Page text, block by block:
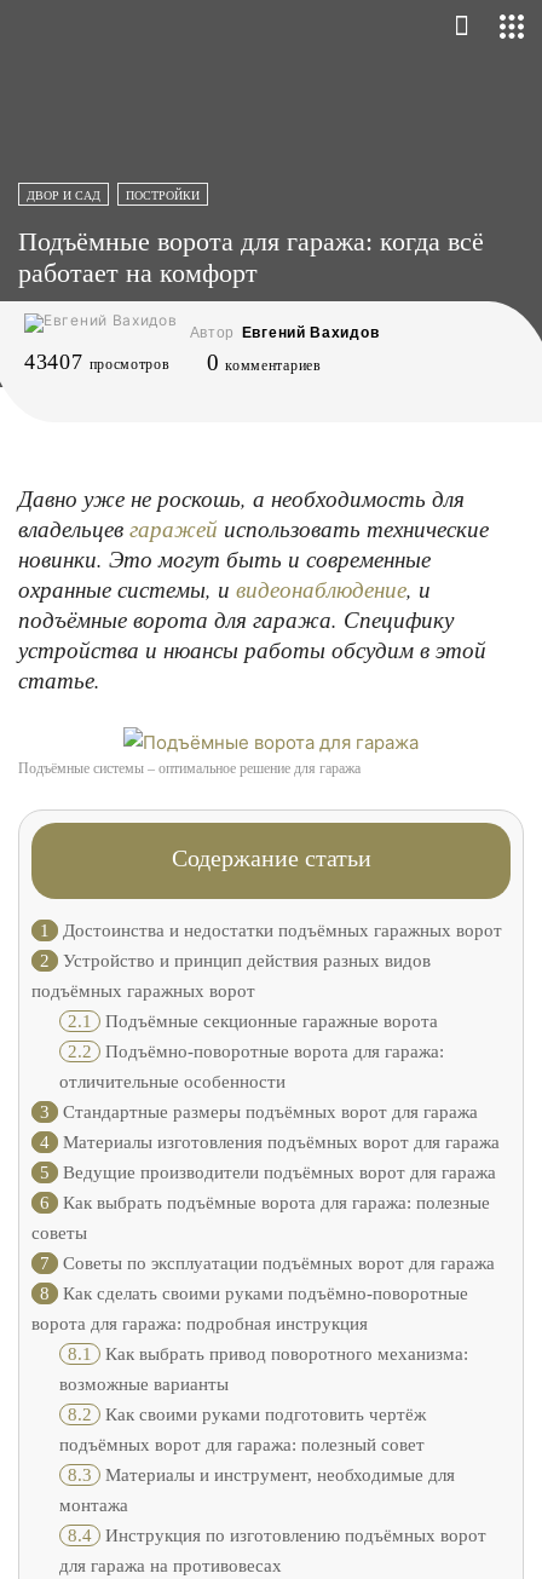
ДВОР И САД ПОСТРОЙКИ
Подъёмные ворота для гаража: когда всё
работает на комфорт
Автор Евгений Вахидов
43407 просмотров 0 комментариев
Давно уже не роскошь, а необходимость для
владельцев гаражей использовать технические
новинки. Это могут быть и современные
охранные системы, и видеонаблюдение, и
подъёмные ворота для гаража. Специфику
устройства и нюансы работы обсудим в этой
статье.
Подъёмные системы – оптимальное решение для гаража
Содержание статьи
1
Достоинства и недостатки подъёмных гаражных ворот
2
Устройство и принцип действия разных видов
подъёмных гаражных ворот
2.1 Подъёмные секционные гаражные ворота
2.2 Подъёмно-поворотные ворота для гаража:
отличительные особенности
3
Стандартные размеры подъёмных ворот для гаража
4
Материалы изготовления подъёмных ворот для гаража
5
Ведущие производители подъёмных ворот для гаража
6
Как выбрать подъёмные ворота для гаража: полезные
советы
7
Советы по эксплуатации подъёмных ворот для гаража
8
Как сделать своими руками подъёмно-поворотные
ворота для гаража: подробная инструкция
8.1 Как выбрать привод поворотного механизма:
возможные варианты
8.2 Как своими руками подготовить чертёж
подъёмных ворот для гаража: полезный совет
8.3 Материалы и инструмент, необходимые для
монтажа
8.4 Инструкция по изготовлению подъёмных ворот
для гаража на противовесах